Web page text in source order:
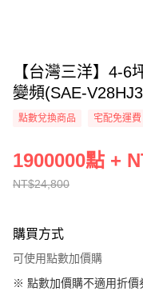
【台灣三洋】4-6
變頻(SAE-
點數兌換商品 宅配免運費
NT$24,800
1900000點 +
購買方式
可使用點數加價購
※ 點數加價購不適用折